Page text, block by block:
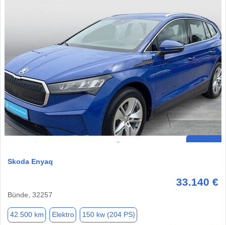
Skoda Enyaq
33.140 €
Bünde, 32257
42.500 km Elektro 150 kw (204 PS)